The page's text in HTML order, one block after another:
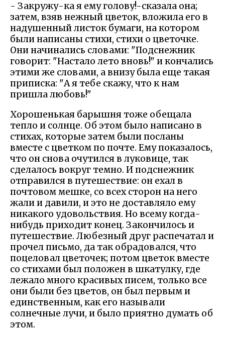
- Закружу-ка я ему голову!-сказала она;
затем, взяв нежный цветок, вложила его в
надушенный листок бумаги, на котором
были написаны стихи, стихи о цветочке.
Они начинались словами: "Подснежник
говорит: "Настало лето вновь!" и кончались
этими же словами, а внизу была еще такая
приписка: "А я тебе скажу, что к нам
пришла любовь!"
Хорошенькая барышня тоже обещала
тепло и солнце. Об этом было написано в
стихах, которые затем были посланы
вместе с цветком по почте. Ему показалось,
что он снова очутился в луковице, так
сделалось вокруг темно. И подснежник
отправился в путешествие: он ехал в
почтовом мешке, со всех сторон на него
жали и давили, и это не доставляло ему
никакого удовольствия. Но всему когда-
нибудь приходит конец. Закончилось и
путешествие. Любезный друг распечатал и
прочел письмо, да так обрадовался, что
поцеловал цветочек; потом цветок вместе
со стихами был положен в шкатулку, где
лежало много красивых писем, только все
они были без цветов, он был первым и
единственным, как его называли
солнечные лучи, и было приятно думать об
этом.